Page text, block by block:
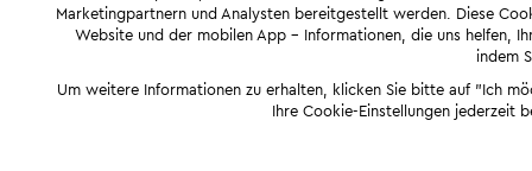
Marketingpartnern und Analysten bereitgestellt werden. Diese
Website und der mobilen App - Informationen, die uns helfen,
indem
Um weitere Informationen zu erhalten, klicken Sie bitte auf "Ich
Ihre Cookie-Einstellungen jederzeit